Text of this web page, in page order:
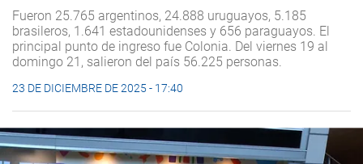
Fueron 25.765 argentinos, 24.888 uruguayos, 5.185
brasileros, 1.641 estadounidenses y 656 paraguayos. El
principal punto de ingreso fue Colonia. Del viernes 19 al
domingo 21, salieron del país 56.225 personas.
23 DE DICIEMBRE DE 2025 - 17:40